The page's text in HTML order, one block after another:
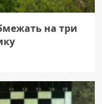
на три